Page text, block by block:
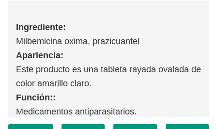
Ingrediente:
Milbemicina oxima, prazicuantel
Apariencia:
Este producto es una tableta rayada ovalada de
color amarillo claro.
Función::
Medicamentos antiparasitarios.